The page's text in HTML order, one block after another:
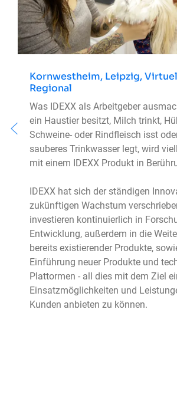
Kornwestheim, Leipzig,
Regional
Was IDEXX als Arbeitgeber
ein Haustier besitzt, Milch trinkt,
Schweine- oder Rindfleisch isst
sauberes Trinkwasser legt, wird
mit einem IDEXX Produkt in
IDEXX hat sich der ständigen
zukünftigen Wachstum
investieren kontinuierlich in
Entwicklung, außerdem in die
bereits existierender Produkte,
Einführung neuer Produkte und
Plattormen - all dies mit dem Ziel
Einsatzmöglichkeiten und
Kunden anbieten zu können.